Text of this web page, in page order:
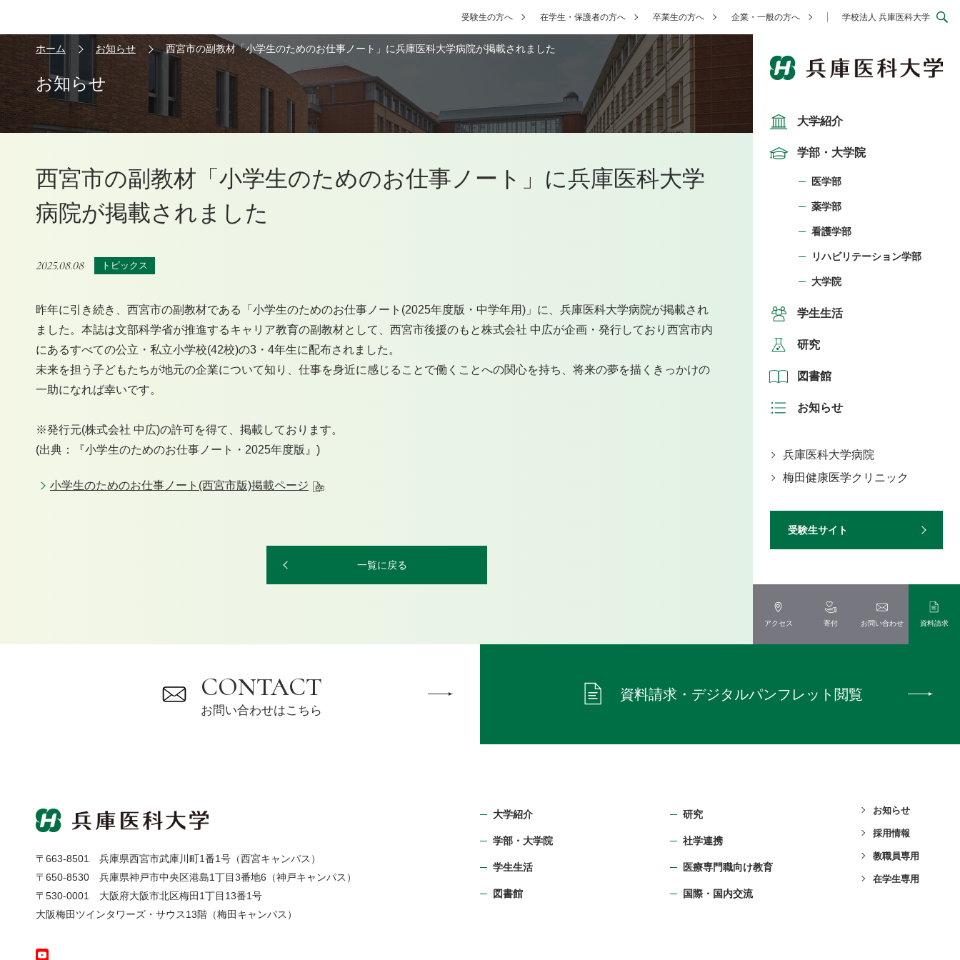
受験生の方へ 在学生・保護者の方へ 卒業生の方へ 企業・一般の方へ 学校法人 兵庫医科大学
大学紹介
学部・大学院
医学部
薬学部
看護学部
リハビリテーション学部
大学院
学生生活
研究
図書館
お知らせ
兵庫医科大学病院
梅田健康医学クリニック
受験生サイト
アクセス 寄付 お問い合わせ 資料請求
ホーム お知らせ 西宮市の副教材「小学生のためのお仕事ノート」に兵庫医科大学病院が掲載されました
お知らせ
西宮市の副教材「小学生のためのお仕事ノート」に兵庫医科大学
病院が掲載されました
2025.08.08 トピックス
昨年に引き続き、西宮市の副教材である「小学生のためのお仕事ノート(2025年度版・中学年用)」に、兵庫医科大学病院が掲載され
ました。本誌は文部科学省が推進するキャリア教育の副教材として、西宮市後援のもと株式会社 中広が企画・発行しており西宮市内
にあるすべての公立・私立小学校(42校)の3・4年生に配布されました。
未来を担う子どもたちが地元の企業について知り、仕事を身近に感じることで働くことへの関心を持ち、将来の夢を描くきっかけの
一助になれば幸いです。
※発行元(株式会社 中広)の許可を得て、掲載しております。
(出典：『小学生のためのお仕事ノート・2025年度版』)
小学生のためのお仕事ノート(西宮市版)掲載ページ
一覧に戻る
CONTACT
お問い合わせはこちら
資料請求 ・ デジタルパンフレット閲覧
大学紹介 研究
学部・⼤学院 社学連携
学生生活 医療専門職向け教育
図書館 国際・国内交流
お知らせ
採用情報
教職員専用
在学生専用
〒663-8501 兵庫県西宮市武庫川町1番1号（西宮キャンパス）
〒650-8530 兵庫県神戸市中央区港島1丁目3番地6（神戸キャンパス）
〒530-0001 大阪府大阪市北区梅田1丁目13番1号
大阪梅田ツインタワーズ・サウス13階（梅田キャンパス）